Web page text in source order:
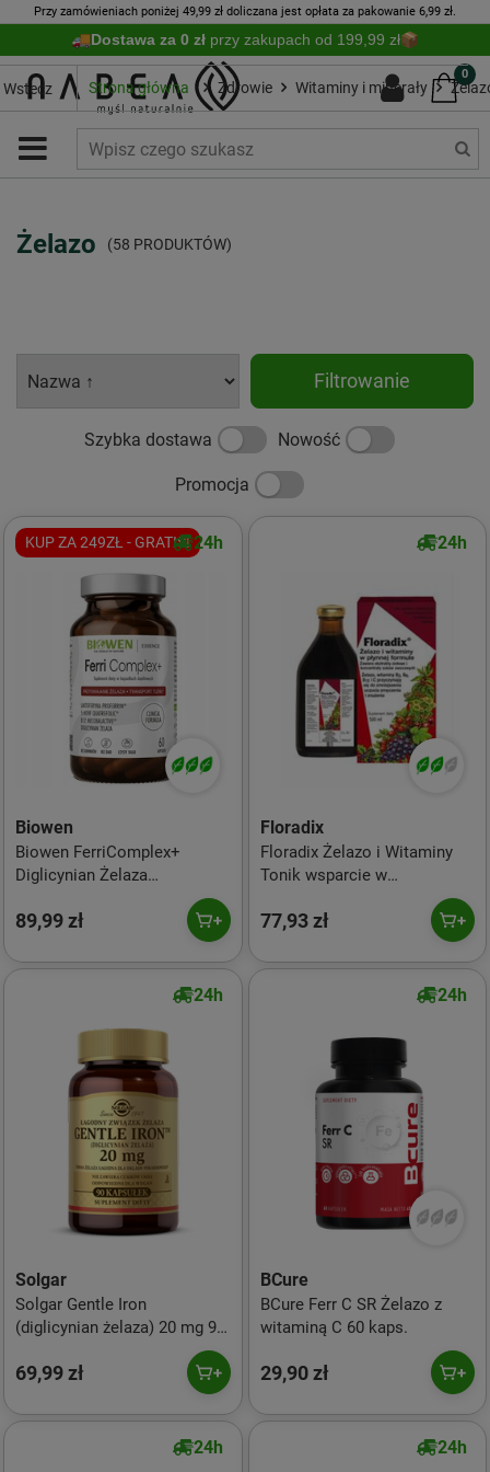
Przy zamówieniach poniżej 49,99 zł doliczana jest opłata za pakowanie 6,99 zł.
Dostawa za 0 zł przy zakupach od 199,99 zł
0
Wstecz Strona główna Zdrowie Witaminy i minerały
Żelazo (58 PRODUKTÓW)
Filtrowanie
Szybka dostawa Nowość
Promocja
KUP ZA 249ZŁ - GRATIS!24h
Biowen
Biowen FerriComplex+
Diglicynian Żelaza
Laktoferyna + Witamina B12 -
60 kaps.
89,99 zł
24h
Floradix
Floradix Żelazo i Witaminy
Tonik wsparcie w
77,93 zł
24h
Solgar
Solgar Gentle Iron
(diglicynian żelaza) 20 mg 90
69,99 zł
24h
BCure
BCure Ferr C SR Żelazo z
witaminą C 60 kaps.
29,90 zł
24h 24h